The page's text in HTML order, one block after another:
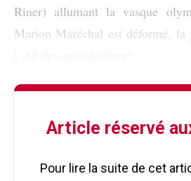
Riner) allumant la vasque
Marion Maréchal est déformé, la
Article réservé
Pour lire la suite de cet